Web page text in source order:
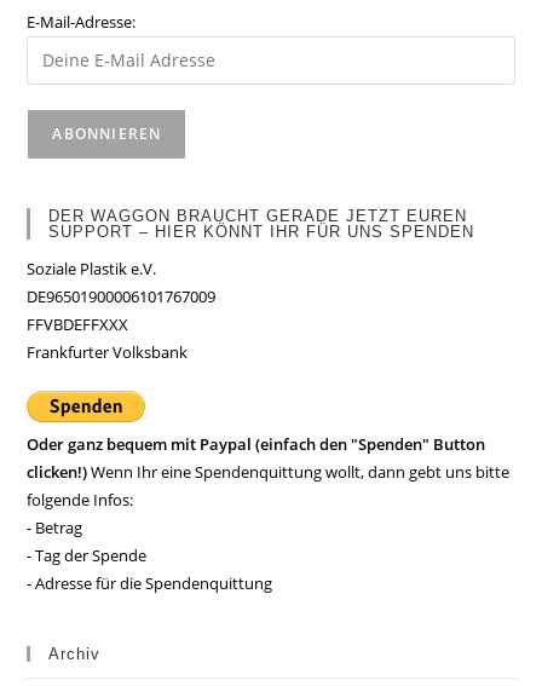
E-Mail-Adresse:
DER WAGGON BRAUCHT GERADE JETZT EUREN
SUPPORT – HIER KÖNNT IHR FÜR UNS SPENDEN
Soziale Plastik e.V.
DE96501900006101767009
FFVBDEFFXXX
Frankfurter Volksbank
Oder ganz bequem mit Paypal (einfach den "Spenden" Button
clicken!)Wenn Ihr eine Spendenquittung wollt, dann gebt uns bitte
folgende Infos:
- Betrag
- Tag der Spende
- Adresse für die Spendenquittung
Archiv